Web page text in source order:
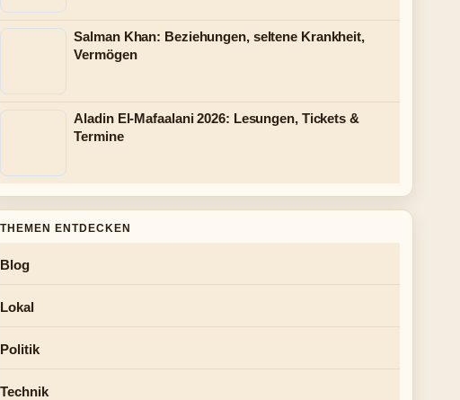
Salman Khan: Beziehungen, seltene Krankheit,
Vermögen
Aladin El-Mafaalani 2026: Lesungen, Tickets &
Termine
THEMEN ENTDECKEN
Blog
Lokal
Politik
Technik